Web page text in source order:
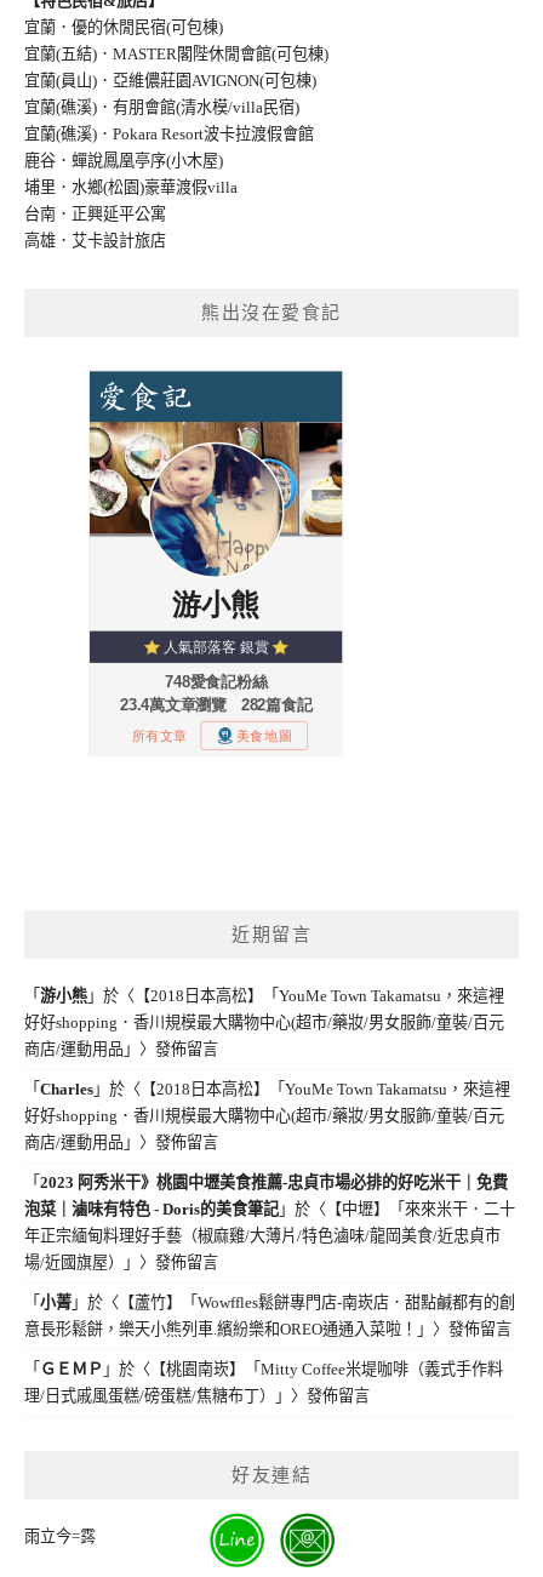
宜蘭．優的休閒民宿(可包棟)
宜蘭(五結)．MASTER閣陛休閒會館(可包棟)
宜蘭(員山)．亞維儂莊園AVIGNON(可包棟)
宜蘭(礁溪)．有朋會館(清水模/villa民宿)
宜蘭(礁溪)．Pokara Resort波卡拉渡假會館
鹿谷．蟬說鳳凰亭序(小木屋)
埔里．水鄉(松園)豪華渡假villa
台南．正興延平公寓
高雄．艾卡設計旅店
熊出沒在愛食記
近期留言
「 游小熊 」於〈 【2018日本高松】「YouMe Town Takamatsu，來這裡
好好shopping．香川規模最大購物中心(超市/藥妝/男女服飾/童裝/百元
商店/運動用品」 〉發佈留言
「 Charles 」於〈 【2018日本高松】「YouMe Town Takamatsu，來這裡
好好shopping．香川規模最大購物中心(超市/藥妝/男女服飾/童裝/百元
商店/運動用品」 〉發佈留言
「 2023 阿秀米干》桃園中壢美食推薦-忠貞市場必排的好吃米干｜免費
泡菜｜滷味有特色 - Doris的美食筆記 」於〈 【中壢】「來來米干．二十
年正宗緬甸料理好手藝（椒麻雞/大薄片/特色滷味/龍岡美食/近忠貞市
場/近國旗屋）」 〉發佈留言
「 小菁 」於〈 【蘆竹】「Wowffles鬆餅專門店-南崁店．甜點鹹都有的創
意長形鬆餅，樂天小熊列車.繽紛樂和OREO通通入菜啦！」 〉發佈留言
「 ＧＥＭＰ 」於〈 【桃園南崁】「Mitty Coffee米堤咖啡（義式手作料
理/日式戚風蛋糕/磅蛋糕/焦糖布丁）」 〉發佈留言
好友連結
雨立今=霠